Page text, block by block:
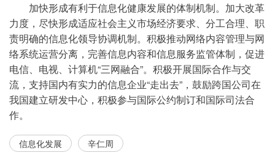
加快形成有利于信息化健康发展的体制机制。加大改革
力度，尽快形成适应社会主义市场经济要求、分工合理、职
责明确的信息化领导协调机制。积极推动网络内容管理与网
络系统运营分离，完善信息内容和信息服务监管体制，促进
电信、电视、计算机“三网融合”。积极开展国际合作与交
流，支持国内有实力的信息企业“走出去”，鼓励跨国公司在
我国建立研发中心，积极参与国际公约制订和国际司法合
作。
信息化发展 辛仁周